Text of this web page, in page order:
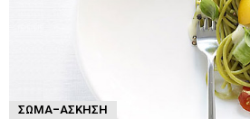
ΣΏΜΑ-ΆΣΚΗΣΗ